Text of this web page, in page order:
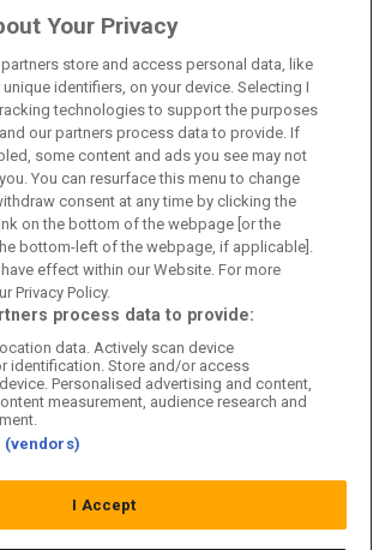
Your Privacy
partners store and access personal data, like
identifiers, on your device. Selecting I
technologies to support the purposes
our partners process data to provide. If
some content and ads you see may not
You can resurface this menu to change
consent at any time by clicking the
on the bottom of the webpage [or the
bottom-left of the webpage, if applicable].
effect within our Website. For more
Privacy Policy.
process data to provide:
data. Actively scan device
identification. Store and/or access
Personalised advertising and content,
measurement, audience research and
(vendors)
I Accept